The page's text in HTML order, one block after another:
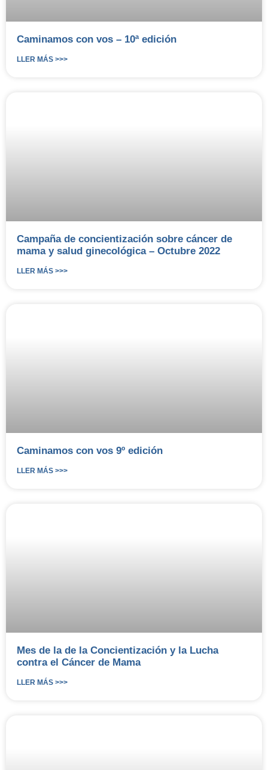
Caminamos con vos – 10ª edición
LLER MÁS >>>
Campaña de concientización sobre cáncer de
mama y salud ginecológica – Octubre 2022
LLER MÁS >>>
Caminamos con vos 9º edición
LLER MÁS >>>
Mes de la de la Concientización y la Lucha
contra el Cáncer de Mama
LLER MÁS >>>